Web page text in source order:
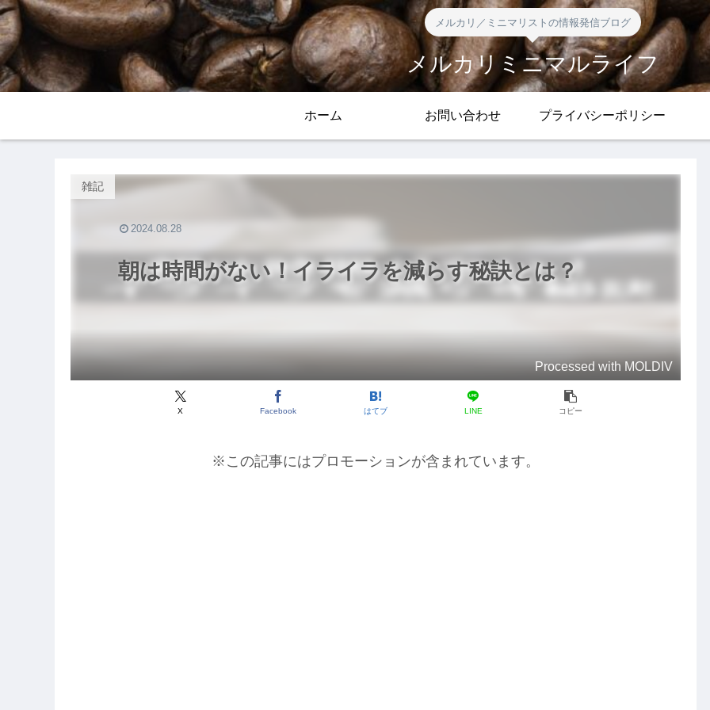
メルカリ／ミニマリストの情報発信ブログ
メルカリミニマルライフ
ホーム お問い合わせ プライバシーポリシー
朝は時間がない！イライラを減らす秘訣とは？
雑記
Processed with MOLDIV
X Facebook はてブ LINE コピー
2024.08.28
※この記事にはプロモーションが含まれています。